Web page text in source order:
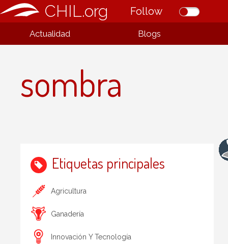
CHIL.org Follow
Actualidad Blogs
sombra
Etiquetas principales
Agricultura
Ganadería
Innovación Y Tecnología